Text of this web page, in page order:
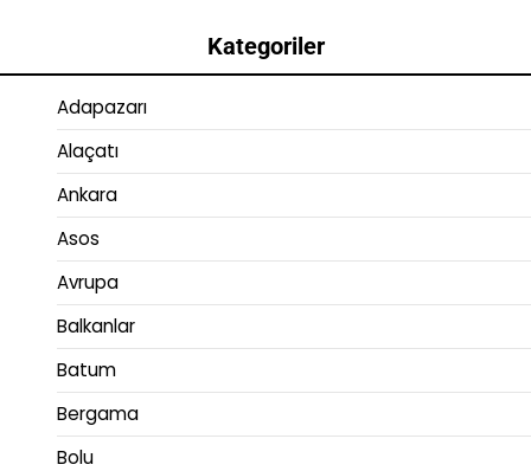
Kategoriler
Adapazarı
Alaçatı
Ankara
Asos
Avrupa
Balkanlar
Batum
Bergama
Bolu